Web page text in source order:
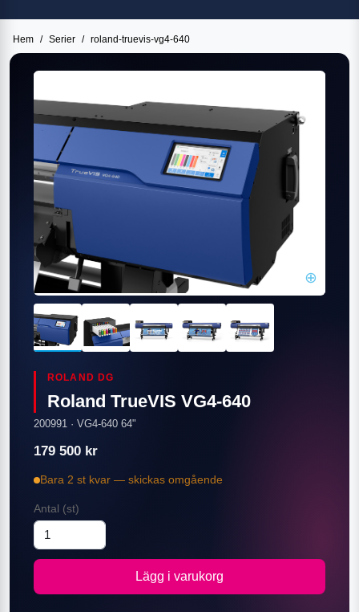
Hem / Serier / roland-truevis-vg4-640
⊕
ROLAND DG
Roland TrueVIS VG4-640
200991 · VG4-640 64"
179 500 kr
Bara 2 st kvar — skickas omgående
Antal (st)
Lägg i varukorg